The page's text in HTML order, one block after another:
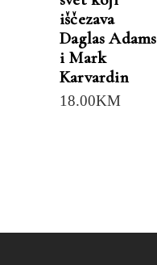
iščezava
Daglas Adams
i Mark
Karvardin
18.00KM